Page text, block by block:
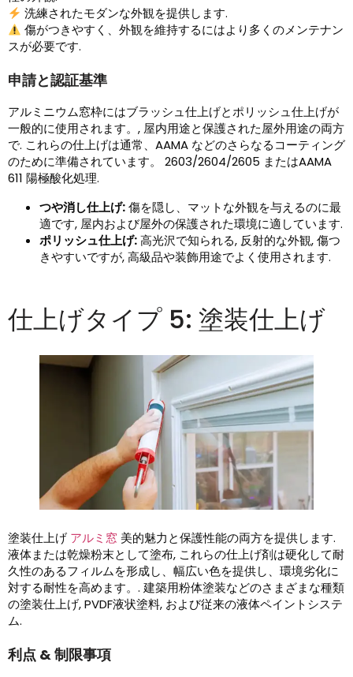
洗練されたモダンな外観を提供します.
傷がつきやすく、外観を維持するにはより多くのメンテナン
スが必要です.
申請と認証基準
アルミニウム窓枠にはブラッシュ仕上げとポリッシュ仕上げが
一般的に使用されます。, 屋内用途と保護された屋外用途の両方
で. これらの仕上げは通常、AAMA などのさらなるコーティング
のために準備されています。 2603/2604/2605 またはAAMA
611 陽極酸化処理.
つや消し仕上げ:傷を隠し、マットな外観を与えるのに最
適です, 屋内および屋外の保護された環境に適しています.
ポリッシュ仕上げ:高光沢で知られる, 反射的な外観, 傷つ
きやすいですが, 高級品や装飾用途でよく使用されます.
仕上げタイプ 5: 塗装仕上げ
塗装仕上げ アルミ窓 美的魅力と保護性能の両方を提供します.
液体または乾燥粉末として塗布, これらの仕上げ剤は硬化して耐
久性のあるフィルムを形成し、幅広い色を提供し、環境劣化に
対する耐性を高めます。. 建築用粉体塗装などのさまざまな種類
の塗装仕上げ, PVDF液状塗料, および従来の液体ペイントシステ
ム.
利点 & 制限事項